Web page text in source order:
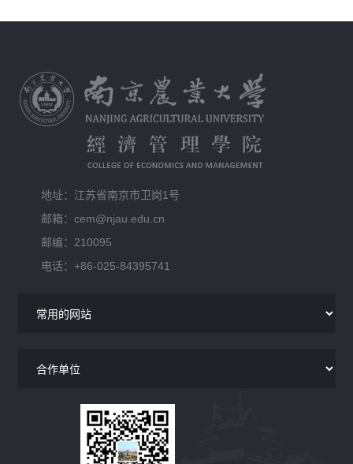
地址：江苏省南京市卫岗1号
邮箱：cem@njau.edu.cn
邮编：210095
电话：+86-025-84395741